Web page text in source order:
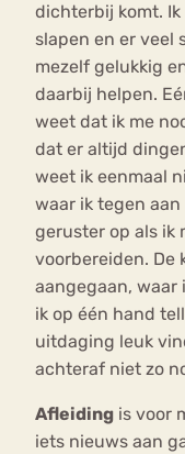
dichterbij komt. Ik
slapen en er veel
mezelf gelukkig
daarbij helpen.
weet dat ik me
dat er altijd
weet ik eenmaal
waar ik tegen
geruster op als ik
voorbereiden. De
aangegaan, waar
ik op één hand
uitdaging leuk
achteraf niet zo
Afleiding is voor
iets nieuws aan